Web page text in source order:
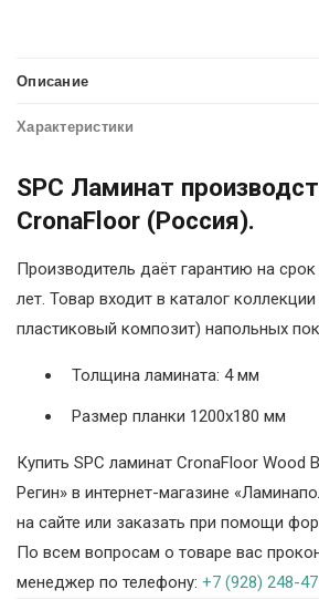
Описание
Характеристики
SPC Ламинат
CronaFloor (Россия).
Производитель даёт гарантию на
лет. Товар входит в каталог
пластиковый композит) напольных
Толщина ламината: 4 мм
Размер планки 1200х180 мм
Купить SPC ламинат CronaFloor Wood
Регин» в интернет-магазине
на сайте или заказать при помощи
По всем вопросам о товаре вас
менеджер по телефону: +7 (928) 248-